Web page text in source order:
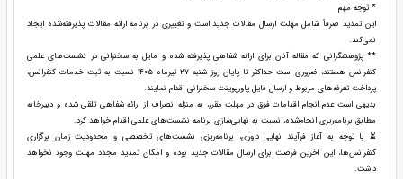
* توجه مهم
این تمدید صرفاً شامل مهلت ارسال مقالات جدید است و تغییری در برنامه ارائه مقالات پذیرفته‌شده ایجاد
نمی‌کند.
** پژوهشگرانی که مقاله آنان برای ارائه شفاهی پذیرفته شده و مایل به سخنرانی در نشست‌های علمی
کنفرانس هستند، ضروری است حداکثر تا پایان روز شنبه ۲۷ تیرماه ۱۴۰۵ نسبت به ثبت خدمات کنفرانس،
پرداخت تعرفه‌های مربوط و ارسال فایل پاورپوینت سخنرانی اقدام نمایند.
بدیهی است عدم انجام اقدامات فوق در مهلت مقرر، به منزله انصراف از ارائه شفاهی تلقی شده و دبیرخانه
مطابق برنامه‌ریزی انجام‌شده، نسبت به نهایی‌سازی برنامه نشست‌های علمی اقدام خواهد کرد.
⏳ با توجه به آغاز فرآیند نهایی داوری، برنامه‌ریزی نشست‌های تخصصی و محدودیت زمان برگزاری
کنفرانس‌ها، این آخرین فرصت برای ارسال مقالات جدید بوده و امکان تمدید مجدد مهلت وجود نخواهد
داشت.